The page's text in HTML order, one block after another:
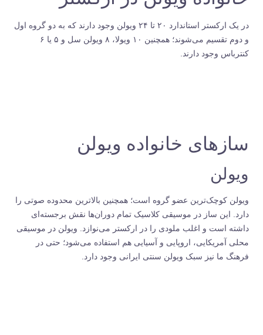
در یک ارکستر استاندارد ۲۰ تا ۲۴ ویولن وجود دارند که به دو گروه اول
و دوم تقسیم می‌شوند؛ همچنین ۱۰ ویولا، ۸ ویولن سل و ۵ یا ۶
کنترباس وجود دارند.
سازهای خانواده ویولن
ویولن
ویولن کوچک‌ترین عضو گروه است؛ همچنین بالاترین محدوده صوتی را
دارد. این ساز در موسیقی کلاسیک تمام دوران‌ها نقش برجسته‌ای
داشته است و اغلب ملودی را در ارکستر می‌نوازد. ویولن در موسیقی‌
محلی آمریکایی، اروپایی و آسیایی هم استفاده می‌شود؛ حتی در
فرهنگ ما نیز سبک ویولن سنتی ایرانی وجود دارد.